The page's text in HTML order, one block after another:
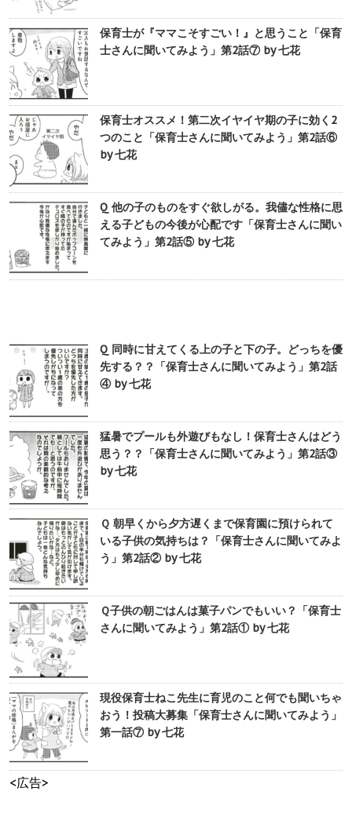
保育士が『ママこそすごい！』と思うこと「保育
士さんに聞いてみよう」第2話⑦ by 七花
保育士オススメ！第二次イヤイヤ期の子に効く2
つのこと「保育士さんに聞いてみよう」第2話⑥
by 七花
Q 他の子のものをすぐ欲しがる。我儘な性格に思
える子どもの今後が心配です「保育士さんに聞い
てみよう」第2話⑤ by 七花
Q 同時に甘えてくる上の子と下の子。どっちを優
先する？？「保育士さんに聞いてみよう」第2話
④ by 七花
猛暑でプールも外遊びもなし！保育士さんはどう
思う？？「保育士さんに聞いてみよう」第2話③
by 七花
Ｑ 朝早くから夕方遅くまで保育園に預けられて
いる子供の気持ちは？「保育士さんに聞いてみよ
う」第2話② by 七花
Ｑ子供の朝ごはんは菓子パンでもいい？「保育士
さんに聞いてみよう」第2話① by 七花
現役保育士ねこ先生に育児のこと何でも聞いちゃ
おう！投稿大募集「保育士さんに聞いてみよう」
第一話⑦ by 七花
<広告>